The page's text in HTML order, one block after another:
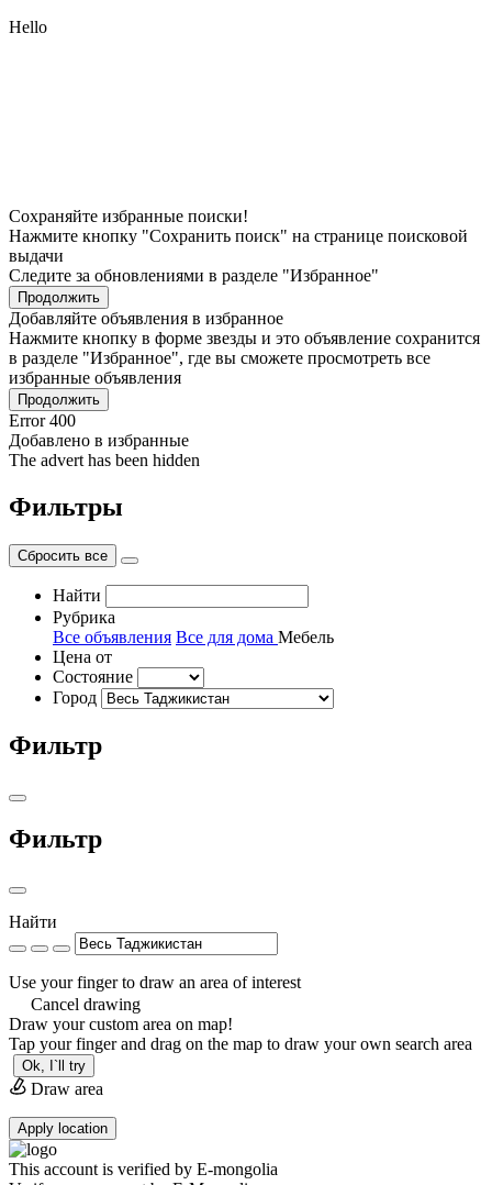
Hello
Сохраняйте избранные поиски!
Нажмите кнопку "Сохранить поиск" на странице поисковой
выдачи
Следите за обновлениями в разделе "Избранное"
Продолжить
Добавляйте объявления в избранное
Нажмите кнопку в форме звезды и это объявление сохранится
в разделе "Избранное", где вы сможете просмотреть все
избранные объявления
Продолжить
Error 400
Добавлено в избранные
The advert has been hidden
Фильтры
Сбросить все
Найти
Рубрика
Все объявления Все для дома Мебель
Цена от
Состояние
Город
Фильтр
Фильтр
Найти
Use your finger to draw an area of interest
Cancel drawing
Draw your custom area on map!
Tap your finger and drag on the map to draw your own search area
Ok, I`ll try
Draw area
Apply location
This account is verified by E-mongolia